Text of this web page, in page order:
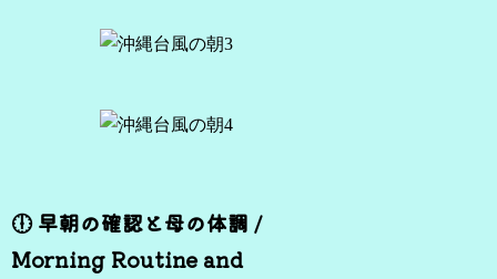
🕕 早朝の確認と母の体調 /
Morning Routine and